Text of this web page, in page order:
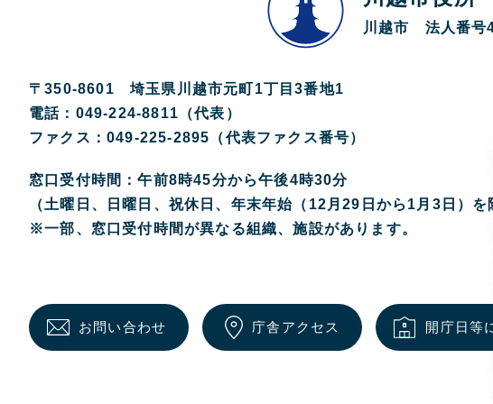
川越市 法人番号
〒350-8601 埼玉県川越市元町1丁目3番地1
電話：049-224-8811（代表）
ファクス：049-225-2895（代表ファクス番号）
窓口受付時間：午前8時45分から午後4時30分
（土曜日、日曜日、祝休日、年末年始（12月29日から1月3日）を
※一部、窓口受付時間が異なる組織、施設があります。
お問い合わせ 庁舎アクセス 開庁日等